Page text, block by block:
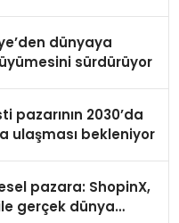
dünyaya
sürdürüyor
pazarının 2030’da
ulaşması bekleniyor
pazara: ShopinX,
gerçek dünya